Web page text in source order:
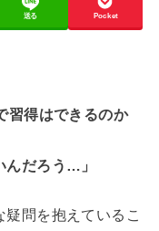
送る Pocket
習得はできるのか
んだろう…」
問を抱えているこ